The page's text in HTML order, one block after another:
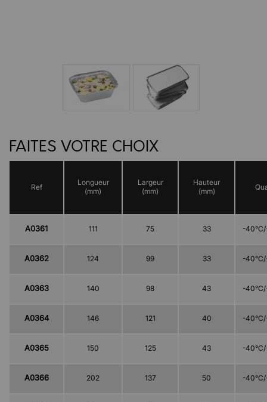
FAITES VOTRE CHOIX
Ref
Longueur
(mm)
Largeur
(mm)
Hauteur
(mm)
A0361 111 75 33 -
A0362 124 99 33 -
A0363 140 98 43 -
A0364 146 121 40 -
A0365 150 125 43 -
A0366 202 137 50 -